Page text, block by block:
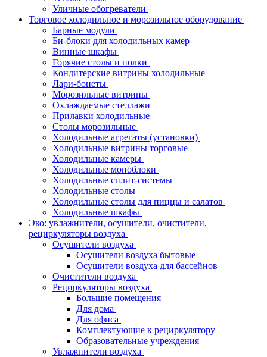
Уличные обогреватели
Торговое холодильное и морозильное оборудование
Барные модули
Би-блоки для холодильных камер
Винные шкафы
Горячие столы и полки
Кондитерские витрины холодильные
Лари-бонеты
Морозильные витрины
Охлаждаемые стеллажи
Прилавки холодильные
Столы морозильные
Холодильные агрегаты (установки)
Холодильные витрины торговые
Холодильные камеры
Холодильные моноблоки
Холодильные сплит-системы
Холодильные столы
Холодильные столы для пиццы и салатов
Холодильные шкафы
Эко: увлажнители, осушители, очистители,
рециркуляторы воздуха
Осушители воздуха
Осушители воздуха бытовые
Осушители воздуха для бассейнов
Очистители воздуха
Рециркуляторы воздуха
Большие помещения
Для дома
Для офиса
Комплектующие к рециркулятору
Образовательные учреждения
Увлажнители воздуха